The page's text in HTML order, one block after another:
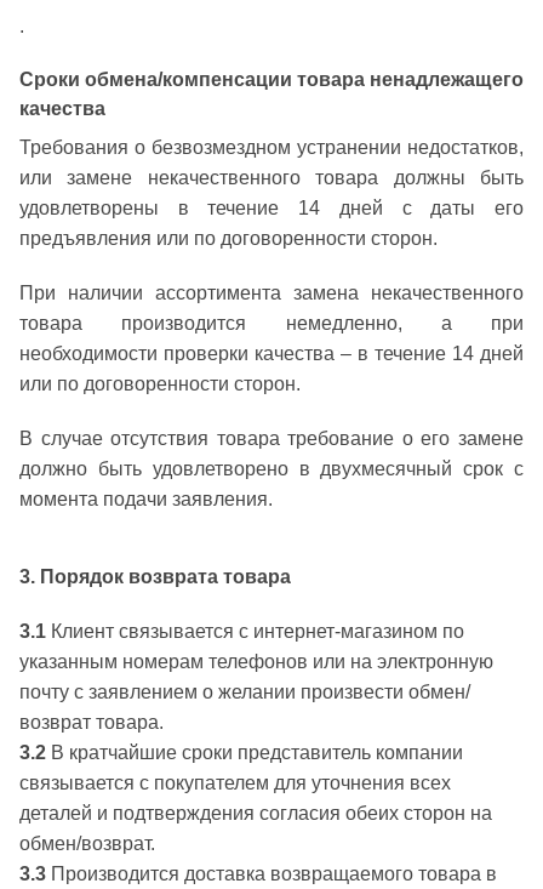
.
Сроки обмена/компенсации товара ненадлежащего
качества
Требования о безвозмездном устранении недостатков,
или замене некачественного товара должны быть
удовлетворены в течение 14 дней с даты его
предъявления или по договоренности сторон.
При наличии ассортимента замена некачественного
товара производится немедленно, а при
необходимости проверки качества – в течение 14 дней
или по договоренности сторон.
В случае отсутствия товара требование о его замене
должно быть удовлетворено в двухмесячный срок с
момента подачи заявления.
3. Порядок возврата товара
3.1 Клиент связывается с интернет-магазином по
указанным номерам телефонов или на электронную
почту с заявлением о желании произвести обмен/
возврат товара.
3.2 В кратчайшие сроки представитель компании
связывается с покупателем для уточнения всех
деталей и подтверждения согласия обеих сторон на
обмен/возврат.
3.3 Производится доставка возвращаемого товара в